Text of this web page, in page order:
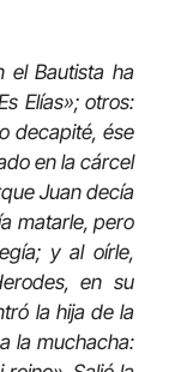
el Bautista ha
Elías»; otros:
decapité, ése
en la cárcel
Juan decía
matarle, pero
y al oírle,
en su
la hija de la
la muchacha: